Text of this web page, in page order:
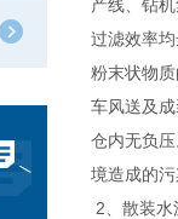
产线、钻
过滤效率
粉末状物
车风送及
仓内无负
境造成的
2、散装